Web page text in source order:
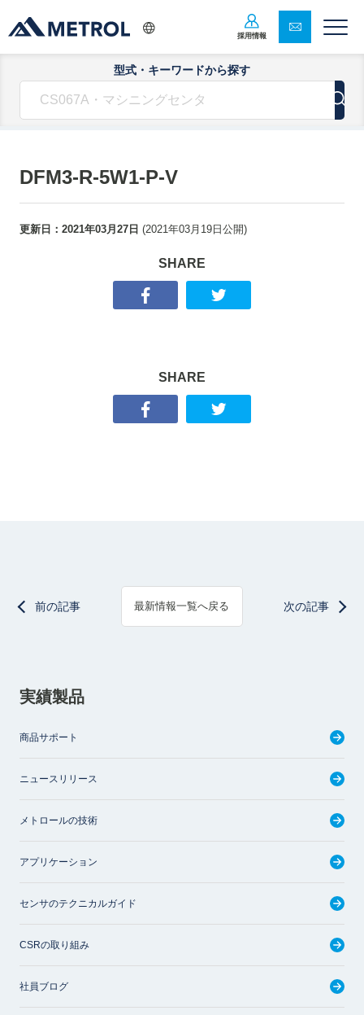
採用情報
型式・キーワードから探す
DFM3-R-5W1-P-V
更新日： 2021年03月27日 (2021年03月19日 公開)
SHARE
SHARE
前の記事 最新情報一覧へ戻る 次の記事
実績製品
商品サポート
ニュースリリース
メトロールの技術
アプリケーション
センサのテクニカルガイド
CSRの取り組み
社員ブログ